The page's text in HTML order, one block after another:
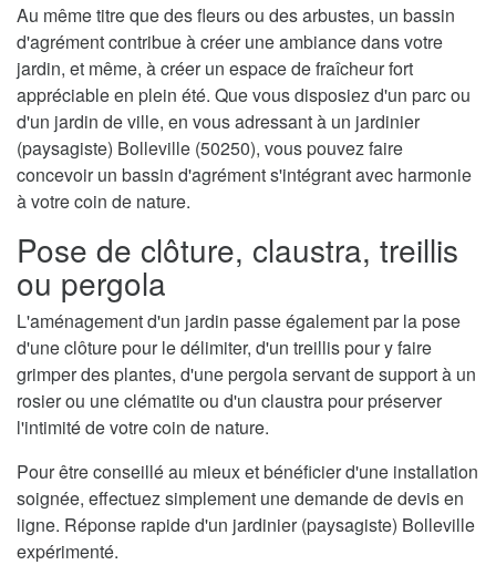
Au même titre que des fleurs ou des arbustes, un bassin
d'agrément contribue à créer une ambiance dans votre
jardin, et même, à créer un espace de fraîcheur fort
appréciable en plein été. Que vous disposiez d'un parc ou
d'un jardin de ville, en vous adressant à un jardinier
(paysagiste) Bolleville (50250), vous pouvez faire
concevoir un bassin d'agrément s'intégrant avec harmonie
à votre coin de nature.
Pose de clôture, claustra, treillis
ou pergola
L'aménagement d'un jardin passe également par la pose
d'une clôture pour le délimiter, d'un treillis pour y faire
grimper des plantes, d'une pergola servant de support à un
rosier ou une clématite ou d'un claustra pour préserver
l'intimité de votre coin de nature.
Pour être conseillé au mieux et bénéficier d'une installation
soignée, effectuez simplement une demande de devis en
ligne. Réponse rapide d'un jardinier (paysagiste) Bolleville
expérimenté.